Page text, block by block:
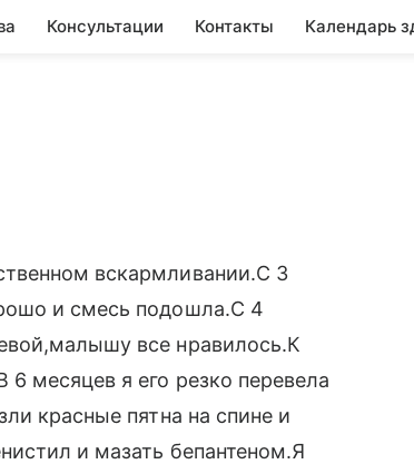
Консультации Контакты Календарь
вскармливании.С 3
и смесь подошла.С 4
все нравилось.К
месяцев я его резко перевела
красные пятна на спине и
и мазать бепантеном.Я